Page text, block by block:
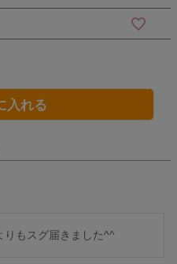
入れる
りもスグ届きました^^